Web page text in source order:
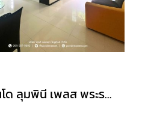
คอนโด ลุมพินี เพลส พระราม8 (ขนาด 45 ตร.ม.) ชั้น1 บางพลัด กทม. : Lumpini Place Rama 8